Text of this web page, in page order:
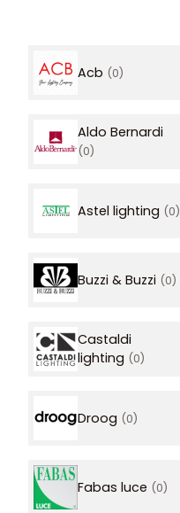
Acb (0)
Aldo Bernardi
(0)
Astel lighting (0)
Buzzi & Buzzi (0)
Castaldi
lighting (0)
Droog (0)
Fabas luce (0)